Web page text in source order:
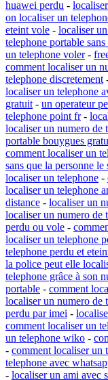
huawei perdu -
on localiser un
eteint vole - localiser
telephone portable
un telephone voler-
comment localiser un
telephone discretement
localiser un telephone
gratuit - un operateur
telephone point fr-
localiser un numero de
portable bouygues
comment localiser un
sans que la personne le
localiser un telephone -
localiser un telephone
distance - localiser un
localiser un numero de
perdu ou vole -
localiser un telephone
telephone perdu et
la police peut elle
telephone grâce à son
portable - comment
localiser un numero de
perdu par imei -
comment localiser un
un telephone wiko -
- comment localiser un
telephone avec
- localiser un ami avec